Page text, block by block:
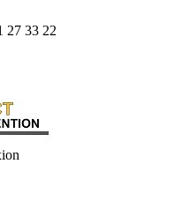
27 33 22